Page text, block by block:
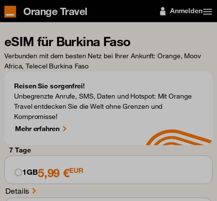
Orange Travel Anmelden
eSIM für Burkina Faso
Verbunden mit dem besten Netz bei Ihrer Ankunft: Orange, Moov
Africa, Telecel Burkina Faso
Reisen Sie sorgenfrei!
Unbegrenzte Anrufe, SMS, Daten und Hotspot: Mit Orange
Travel entdecken Sie die Welt ohne Grenzen und
Kompromisse!
Mehr erfahren
7 Tage
1GB5,99 €EUR
Details